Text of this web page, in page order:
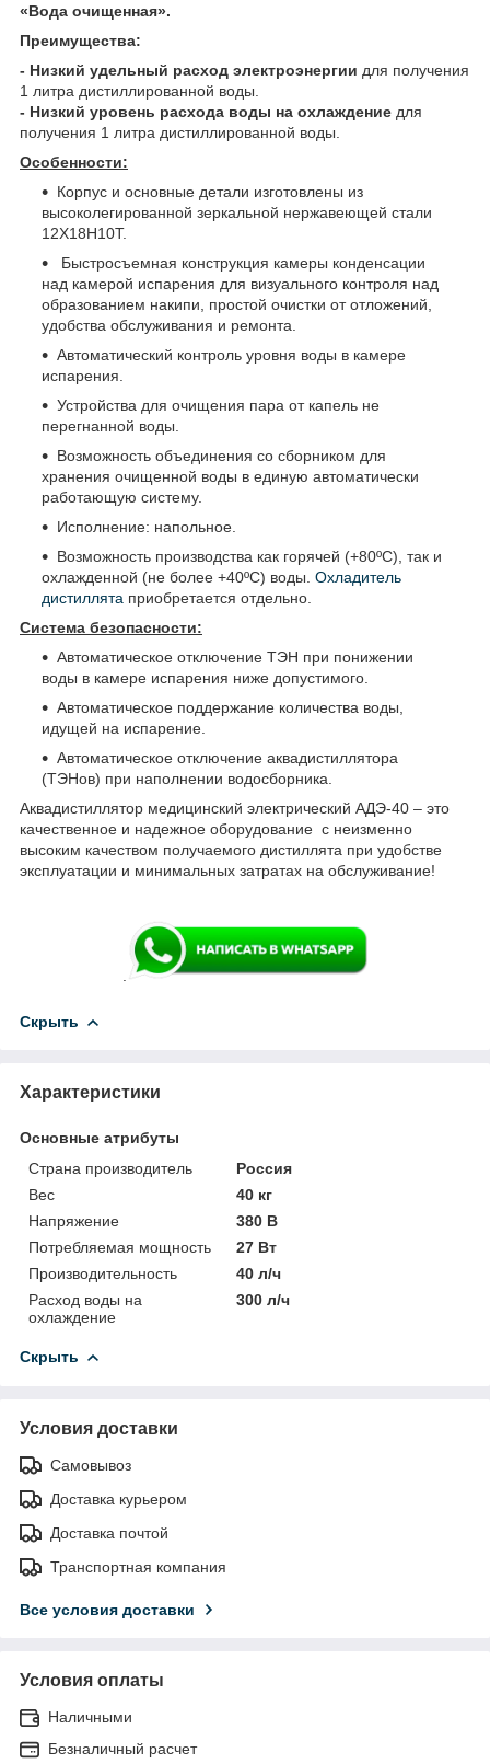
«Вода очищенная».
Преимущества:
- Низкий удельный расход электроэнергии для получения
1 литра дистиллированной воды.
- Низкий уровень расхода воды на охлаждение для
получения 1 литра дистиллированной воды.
Особенности:
Корпус и основные детали изготовлены из
высоколегированной зеркальной нержавеющей стали
12Х18Н10Т.
Быстросъемная конструкция камеры конденсации
над камерой испарения для визуального контроля над
образованием накипи, простой очистки от отложений,
удобства обслуживания и ремонта.
Автоматический контроль уровня воды в камере
испарения.
Устройства для очищения пара от капель не
перегнанной воды.
Возможность объединения со сборником для
хранения очищенной воды в единую автоматически
работающую систему.
Исполнение: напольное.
Возможность производства как горячей (+80ºС), так и
охлажденной (не более +40ºС) воды. Охладитель
дистиллята приобретается отдельно.
Система безопасности:
Автоматическое отключение ТЭН при понижении
воды в камере испарения ниже допустимого.
Автоматическое поддержание количества воды,
идущей на испарение.
Автоматическое отключение аквадистиллятора
(ТЭНов) при наполнении водосборника.
Аквадистиллятор медицинский электрический АДЭ-40 – это
качественное и надежное оборудование с неизменно
высоким качеством получаемого дистиллята при удобстве
эксплуатации и минимальных затратах на обслуживание!
Скрыть
Характеристики
Основные атрибуты
Страна производитель
Россия
Вес
40 кг
Напряжение
380 В
Потребляемая мощность
27 Вт
Производительность
40 л/ч
Расход воды на
охлаждение
300 л/ч
Скрыть
Условия доставки
Самовывоз
Доставка курьером
Доставка почтой
Транспортная компания
Все условия доставки
Условия оплаты
Наличными
Безналичный расчет